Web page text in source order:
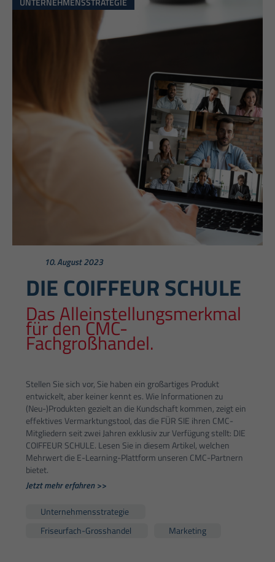
10. August 2023
DIE COIFFEUR SCHULE
Das Alleinstellungsmerkmal
für den CMC-
Fachgroßhandel.
Stellen Sie sich vor, Sie haben ein großartiges Produkt
entwickelt, aber keiner kennt es. Wie Informationen zu
(Neu-)Produkten gezielt an die Kundschaft kommen, zeigt ein
effektives Vermarktungstool, das die FÜR SIE ihren CMC-
Mitgliedern seit zwei Jahren exklusiv zur Verfügung stellt: DIE
COIFFEUR SCHULE. Lesen Sie in diesem Artikel, welchen
Mehrwert die E-Learning-Plattform unseren CMC-Partnern
bietet.
Jetzt mehr erfahren >>
Unternehmensstrategie
Friseurfach-Grosshandel
Marketing